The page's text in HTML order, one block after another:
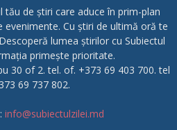
tău de știri care aduce în prim-plan
evenimente. Cu știri de ultimă oră te
lumea știrilor cu Subiectul
primește prioritate.
30 of 2. tel. of. +373 69 403 700. tel
69 737 802.
info@subiectulzilei.md